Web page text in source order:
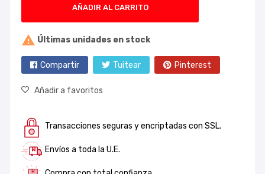
AÑADIR AL CARRITO
 Últimas unidades en stock
Compartir Tuitear Pinterest
Añadir a favoritos
Transacciones seguras y encriptadas con SSL.
Envíos a toda la U.E.